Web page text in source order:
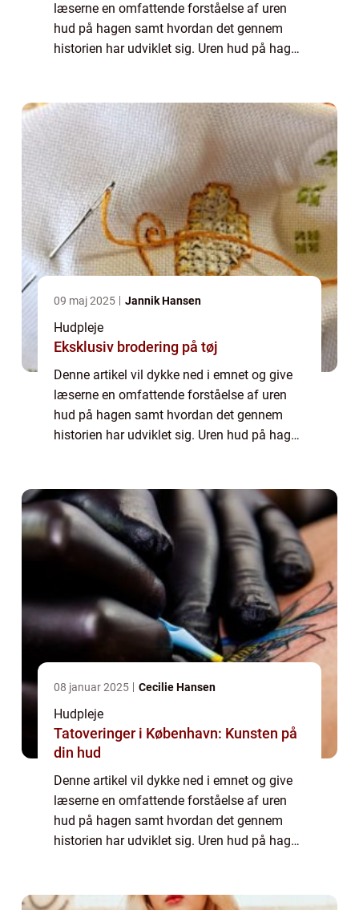
læserne en omfattende forståelse af uren
hud på hagen samt hvordan det gennem
historien har udviklet sig. Uren hud på hagen
kend...
09 maj 2025 Jannik Hansen
Hudpleje
Eksklusiv brodering på tøj
Denne artikel vil dykke ned i emnet og give
læserne en omfattende forståelse af uren
hud på hagen samt hvordan det gennem
historien har udviklet sig. Uren hud på hagen
kend...
08 januar 2025 Cecilie Hansen
Hudpleje
Tatoveringer i København: Kunsten på
din hud
Denne artikel vil dykke ned i emnet og give
læserne en omfattende forståelse af uren
hud på hagen samt hvordan det gennem
historien har udviklet sig. Uren hud på hagen
kend...